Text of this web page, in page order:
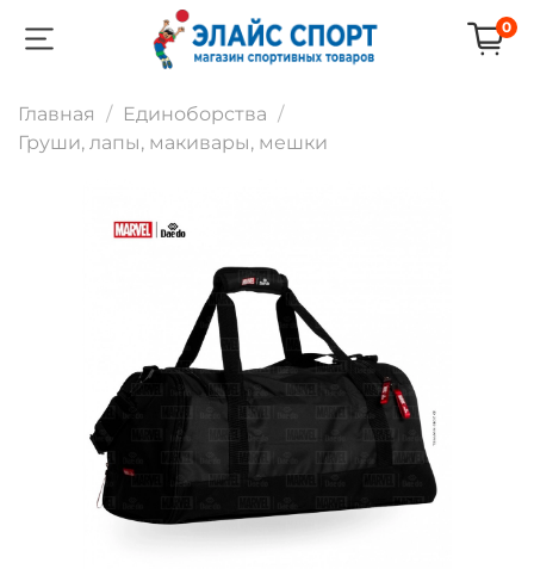
0
Главная
Единоборства
Груши, лапы, макивары, мешки